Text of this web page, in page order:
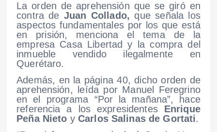
La orden de aprehensión que se giró en
contra de Juan Collado, que señala los
aspectos fundamentales por los que está
en prisión, menciona el tema de la
empresa Casa Libertad y la compra del
inmueble vendido ilegalmente en
Querétaro.
Además, en la página 40, dicho orden de
aprehensión, leída por Manuel Feregrino
en el programa “Por la mañana”, hace
referencia a los expresidentes Enrique
Peña Nieto yCarlos Salinas de Gortati.